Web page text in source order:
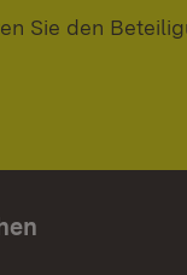
Sie den